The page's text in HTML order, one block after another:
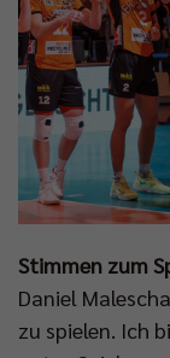
Stimmen zum
Daniel
zu spielen. Ich